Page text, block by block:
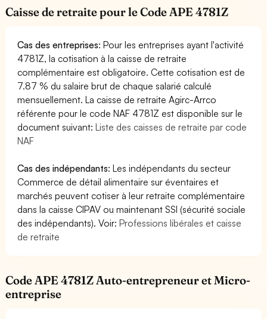
Caisse de retraite pour le Code APE 4781Z
Cas des entreprises: Pour les entreprises ayant l'activité
4781Z, la cotisation à la caisse de retraite
complémentaire est obligatoire. Cette cotisation est de
7.87 % du salaire brut de chaque salarié calculé
mensuellement. La caisse de retraite Agirc-Arrco
référente pour le code NAF 4781Z est disponible sur le
document suivant:Liste des caisses de retraite par code
NAF
Cas des indépendants: Les indépendants du secteur
Commerce de détail alimentaire sur éventaires et
marchés peuvent cotiser à leur retraite complémentaire
dans la caisse CIPAV ou maintenant SSI (sécurité sociale
des indépendants). Voir:Professions libérales et caisse
de retraite
Code APE 4781Z Auto-entrepreneur et Micro-
entreprise